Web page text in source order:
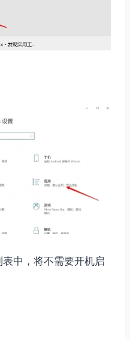
中，将不需要开机启